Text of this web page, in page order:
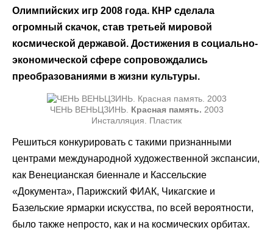
Олимпийских игр 2008 года. КНР сделала
огромный скачок, став третьей мировой
космической державой. Достижения в социально-
экономической сфере сопровождались
преобразованиями в жизни культуры.
ЧЕНЬ ВЕНЬЦЗИНЬ. Красная память. 2003
Инсталляция. Пластик
Решиться конкурировать с такими признанными
центрами международной художественной экспансии,
как Венецианская биеннале и Кассельские
«Документа», Парижский ФИАК, Чикагские и
Базельские ярмарки искусства, по всей вероятности,
было также непросто, как и на космических орбитах.